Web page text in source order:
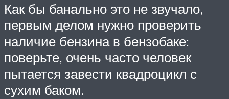
Как бы банально это не звучало,
первым делом нужно проверить
наличие бензина в бензобаке:
поверьте, очень часто человек
пытается завести квадроцикл с
сухим баком.